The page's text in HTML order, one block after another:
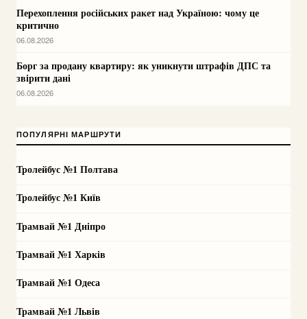
Перехоплення російських ракет над Україною: чому це
критично
06.08.2026
Борг за продану квартиру: як уникнути штрафів ДПС та
звірити дані
06.08.2026
ПОПУЛЯРНІ МАРШРУТИ
Тролейбус №1 Полтава
Тролейбус №1 Київ
Трамвай №1 Дніпро
Трамвай №1 Харків
Трамвай №1 Одеса
Трамвай №1 Львів